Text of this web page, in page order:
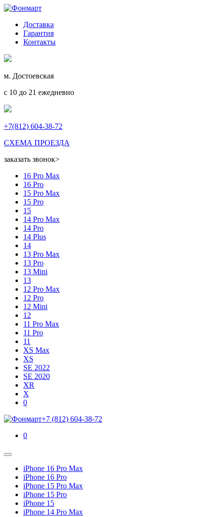
Доставка
Гарантия
Контакты
м. Достоевская
с 10 до 21 ежедневно
+7(812) 604-38-72
СХЕМА ПРОЕЗДА
заказать звонок>
16 Pro Max
16 Pro
15 Pro Max
15 Pro
15
14 Pro Max
14 Pro
14 Plus
14
13 Pro Max
13 Pro
13 Mini
13
12 Pro Max
12 Pro
12 Mini
12
11 Pro Max
11 Pro
11
XS Max
XS
SE 2022
SE 2020
XR
X
Shopping
0Items
Cart +7 (812) 604-38-72
Shopping
0Items
Menu
ToggleiPhone 16 Pro Max
iPhone 16 Pro
iPhone 15 Pro Max
iPhone 15 Pro
iPhone 15
iPhone 14 Pro Max